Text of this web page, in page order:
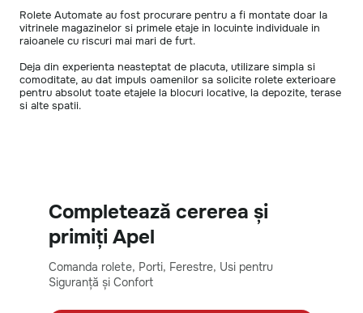
Rolete Automate au fost procurare pentru a fi montate doar la
vitrinele magazinelor si primele etaje in locuinte individuale in
raioanele cu riscuri mai mari de furt.
Deja din experienta neasteptat de placuta, utilizare simpla si
comoditate, au dat impuls oamenilor sa solicite rolete exterioare
pentru absolut toate etajele la blocuri locative, la depozite, terase
si alte spatii.
Completează cererea și
primiți Apel
Comanda rolete, Porti, Ferestre, Usi pentru
Siguranță și Confort